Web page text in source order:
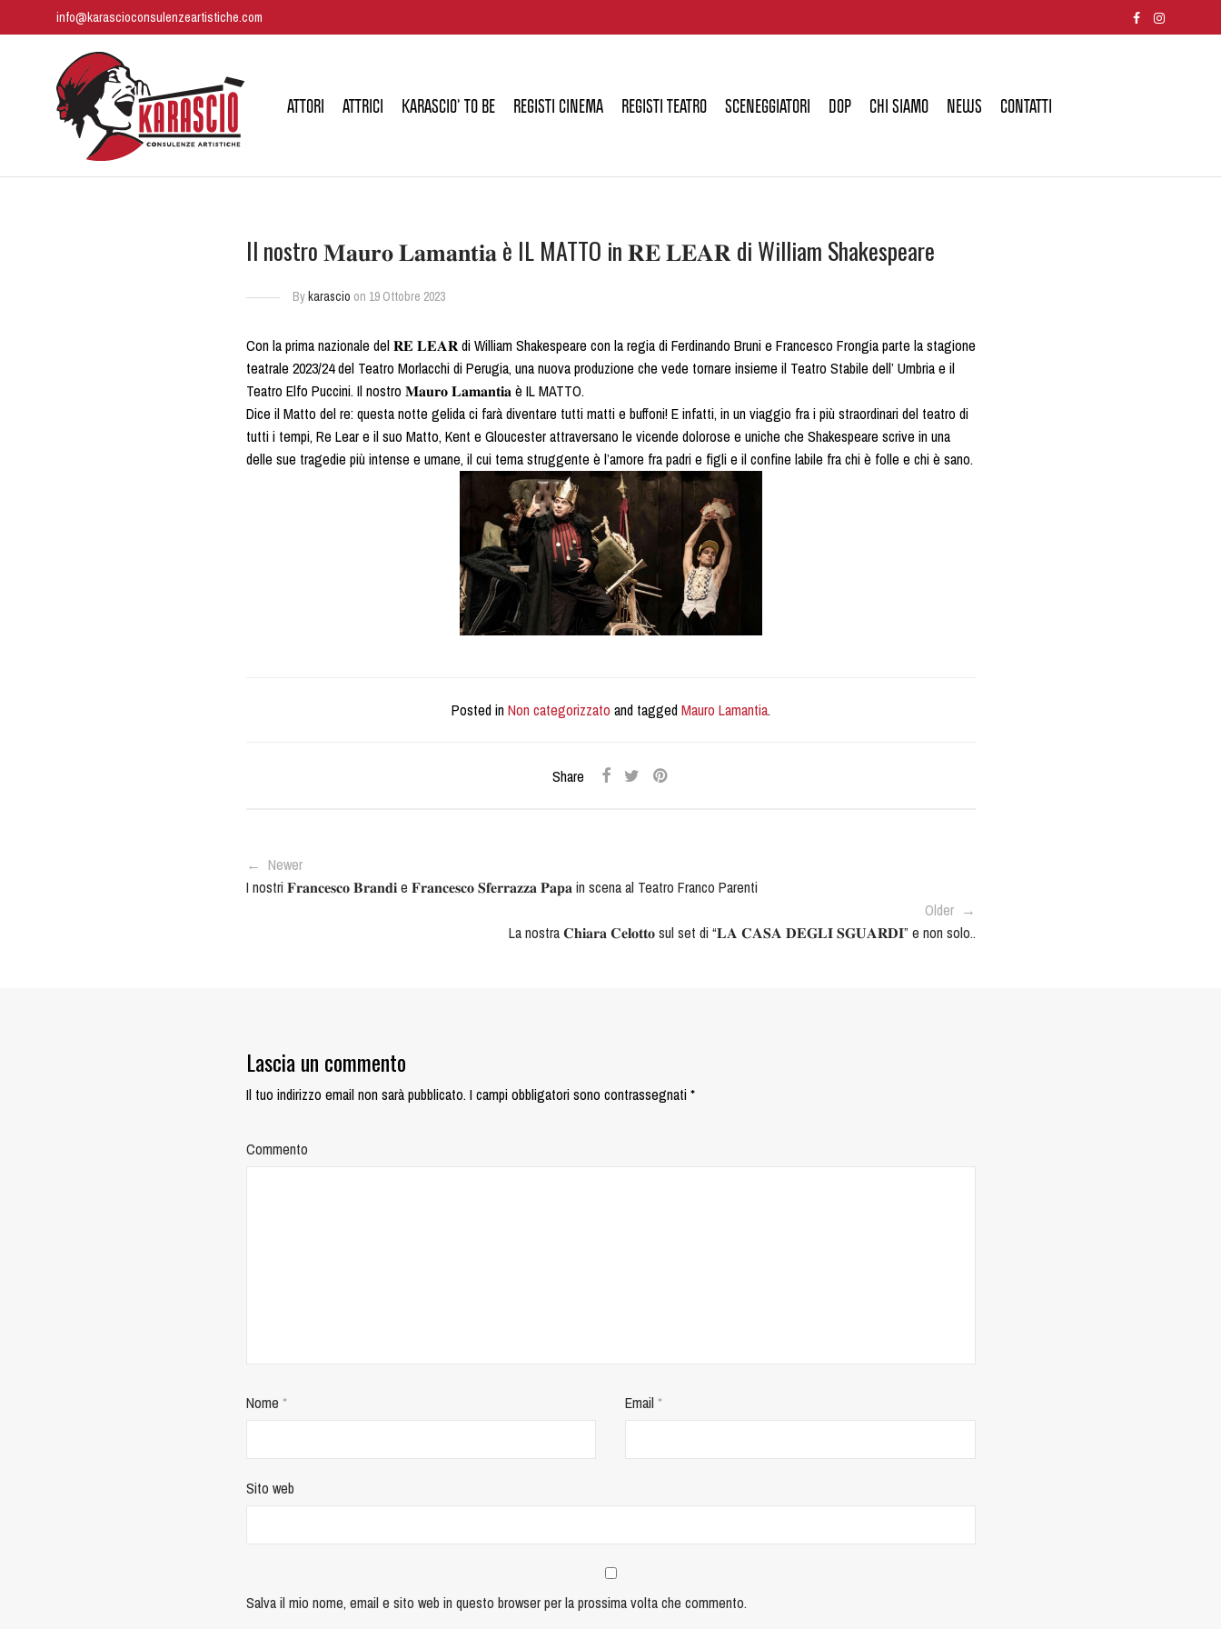
info@karascioconsulenzeartistiche.com
ATTORI ATTRICI KARASCIO’ TO BE REGISTI CINEMA REGISTI TEATRO SCENEGGIATORI DOP CHI SIAMO NEWS CONTATTI
Il nostro 𝐌𝐚𝐮𝐫𝐨 𝐋𝐚𝐦𝐚𝐧𝐭𝐢𝐚 è IL MATTO in 𝐑𝐄 𝐋𝐄𝐀𝐑 di William Shakespeare
Bykarascio on 19 Ottobre 2023
Con la prima nazionale del 𝐑𝐄 𝐋𝐄𝐀𝐑 di William Shakespeare con la regia di Ferdinando Bruni e Francesco Frongia parte la stagione
teatrale 2023/24 del Teatro Morlacchi di Perugia, una nuova produzione che vede tornare insieme il Teatro Stabile dell’ Umbria e il
Teatro Elfo Puccini. Il nostro 𝐌𝐚𝐮𝐫𝐨 𝐋𝐚𝐦𝐚𝐧𝐭𝐢𝐚 è IL MATTO.
Dice il Matto del re: questa notte gelida ci farà diventare tutti matti e buffoni! E infatti, in un viaggio fra i più straordinari del teatro di
tutti i tempi, Re Lear e il suo Matto, Kent e Gloucester attraversano le vicende dolorose e uniche che Shakespeare scrive in una
delle sue tragedie più intense e umane, il cui tema struggente è l’amore fra padri e figli e il confine labile fra chi è folle e chi è sano.
Posted inNon categorizzato and taggedMauro Lamantia.
Share
← Newer
I nostri 𝐅𝐫𝐚𝐧𝐜𝐞𝐬𝐜𝐨 𝐁𝐫𝐚𝐧𝐝𝐢 e 𝐅𝐫𝐚𝐧𝐜𝐞𝐬𝐜𝐨 𝐒𝐟𝐞𝐫𝐫𝐚𝐳𝐳𝐚 𝐏𝐚𝐩𝐚 in scena al Teatro Franco Parenti
Older →
La nostra 𝐂𝐡𝐢𝐚𝐫𝐚 𝐂𝐞𝐥𝐨𝐭𝐭𝐨 sul set di “𝐋𝐀 𝐂𝐀𝐒𝐀 𝐃𝐄𝐆𝐋𝐈 𝐒𝐆𝐔𝐀𝐑𝐃𝐈” e non solo..
Lascia un commento
Il tuo indirizzo email non sarà pubblicato.I campi obbligatori sono contrassegnati*
Commento
Nome * Email *
Sito web
Salva il mio nome, email e sito web in questo browser per la prossima volta che commento.